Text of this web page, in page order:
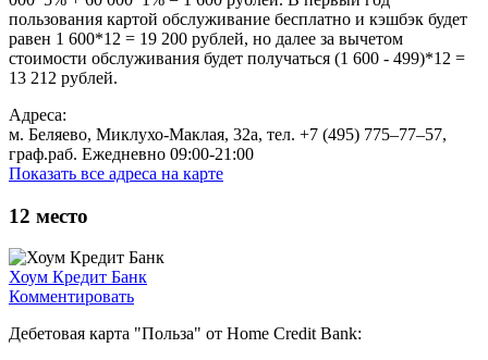
пользования картой обслуживание бесплатно и кэшбэк будет
равен 1 600*12 = 19 200 рублей, но далее за вычетом
стоимости обслуживания будет получаться (1 600 - 499)*12 =
13 212 рублей.
Адреса:
м. Беляево, Миклухо-Маклая, 32а, тел. +7 (495) 775‒77‒57,
граф.раб. Ежедневно 09:00-21:00
Показать все адреса на карте
12 место
Хоум Кредит Банк
Комментировать
Дебетовая карта "Польза" от Home Credit Bank: